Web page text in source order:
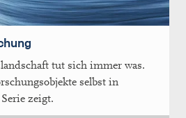
tut sich immer was.
selbst in
zeigt.